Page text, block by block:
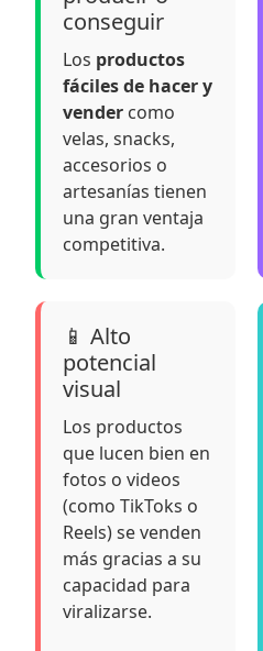
conseguir
Los productos
fáciles de hacer y
vender como
velas, snacks,
accesorios o
artesanías tienen
una gran ventaja
competitiva.
📱 Alto
potencial
visual
Los productos
que lucen bien en
fotos o videos
(como TikToks o
Reels) se venden
más gracias a su
capacidad para
viralizarse.